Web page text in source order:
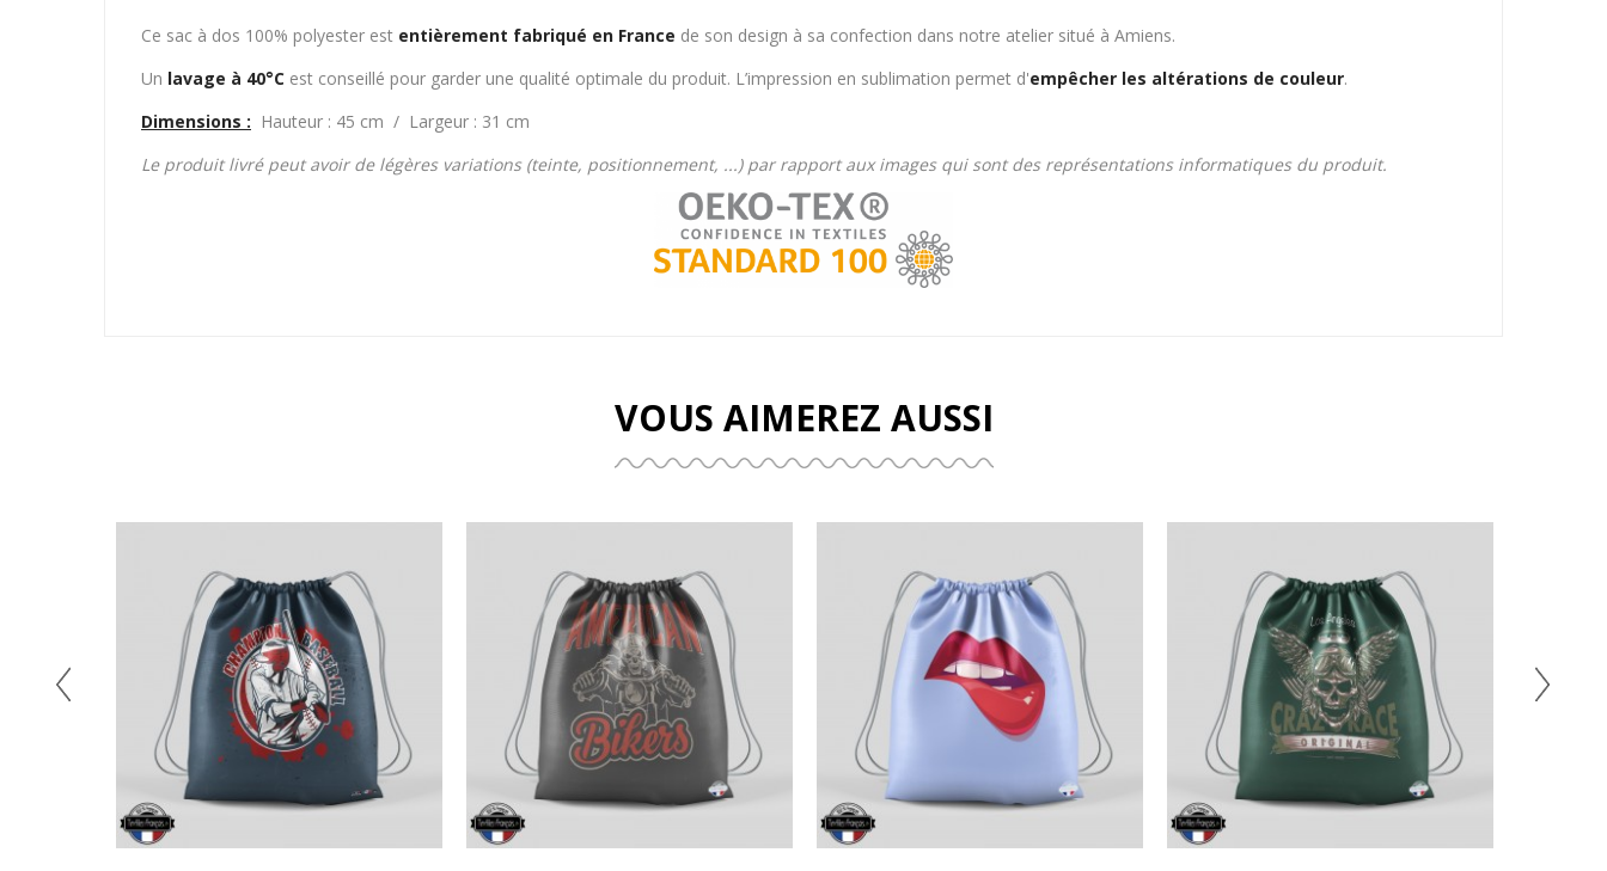
Ce sac à dos 100% polyester est entièrement fabriqué en France de son design à sa confection dans notre atelier situé à Amiens.
Un lavage à 40°C est conseillé pour garder une qualité optimale du produit. L’impression en sublimation permet d'empêcher les altérations de couleur.
Dimensions : Hauteur : 45 cm / Largeur : 31 cm
Le produit livré peut avoir de légères variations (teinte, positionnement, ...) par rapport aux images qui sont des représentations informatiques du produit.
VOUS AIMEREZ AUSSI